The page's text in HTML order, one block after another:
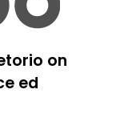
on
ed